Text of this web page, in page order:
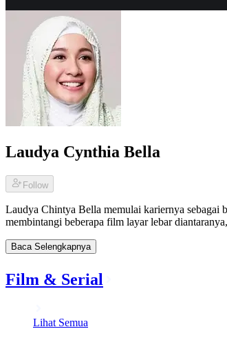
Laudya Cynthia Bella
Follow
Laudya Chintya Bella memulai kariernya sebagai
membintangi beberapa film layar lebar
Baca Selengkapnya
Film & Serial
Lihat Semua